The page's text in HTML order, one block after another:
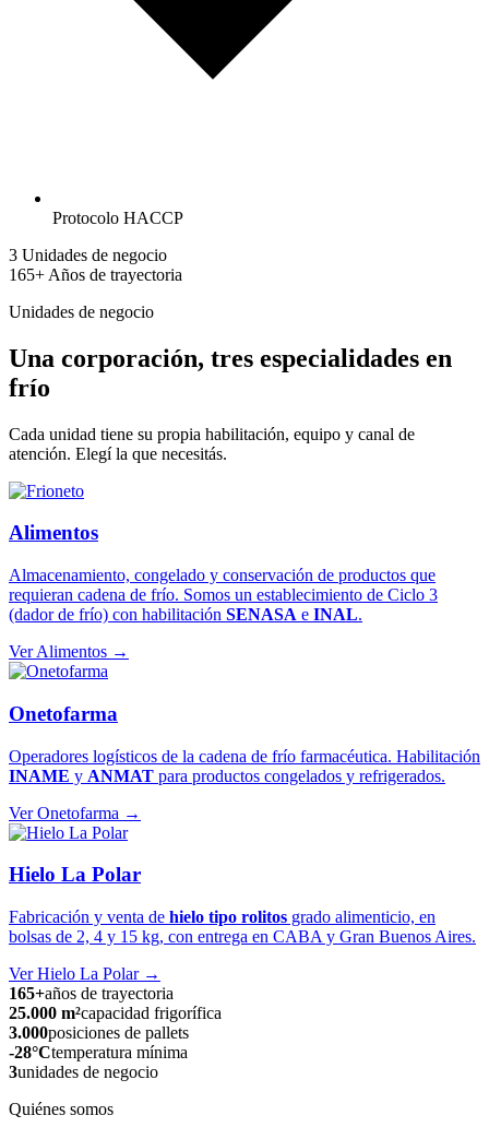
Protocolo HACCP
3 Unidades de negocio
165+ Años de trayectoria
Unidades de negocio
Una corporación, tres especialidades en
frío
Cada unidad tiene su propia habilitación, equipo y canal de
atención. Elegí la que necesitás.
Alimentos
Almacenamiento, congelado y conservación de productos que
requieran cadena de frío. Somos un establecimiento de Ciclo 3
(dador de frío) con habilitación SENASA e INAL.
Ver Alimentos →
Onetofarma
Operadores logísticos de la cadena de frío farmacéutica. Habilitación
INAME y ANMAT para productos congelados y refrigerados.
Ver Onetofarma →
Hielo La Polar
Fabricación y venta de hielo tipo rolitos grado alimenticio, en
bolsas de 2, 4 y 15 kg, con entrega en CABA y Gran Buenos Aires.
Ver Hielo La Polar →
165+años de trayectoria
25.000 m²capacidad frigorífica
3.000posiciones de pallets
-28°Ctemperatura mínima
3unidades de negocio
Quiénes somos